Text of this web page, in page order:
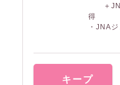
＋JNA
得
・JNA
キープ